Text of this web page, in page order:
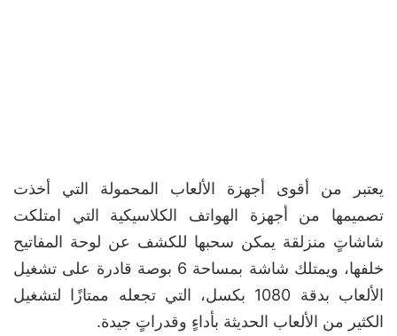
يعتبر من أقوى أجهزة الألعاب المحمولة التي أخذت
تصميمها من أجهزة الهواتف الكلاسيكية التي امتلكت
شاشاتٍ منزلقة يمكن سحبها للكشف عن لوحة المفاتيح
خلفها، ويمتلك شاشة بمساحة 6 بوصة قادرة على تشغيل
الألعاب بدقة 1080 بكسل، التي تجعله ممتازًا لتشغيل
الكثير من الألعاب الحديثة بأداءٍ وقدراتٍ جيدة.